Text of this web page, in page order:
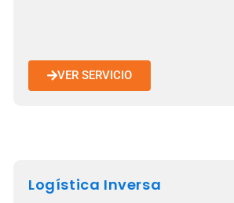
VER SERVICIO
Logística Inversa